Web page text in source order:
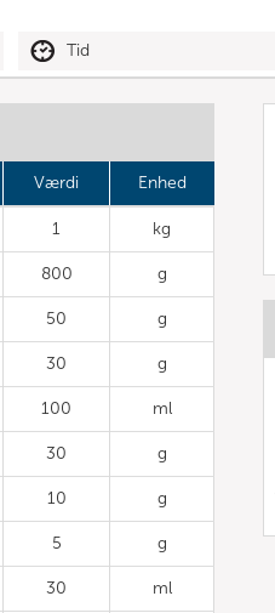
Tid
Værdi Enhed
1 kg
800 g
50 g
30 g
100 ml
30 g
10 g
5 g
30 ml